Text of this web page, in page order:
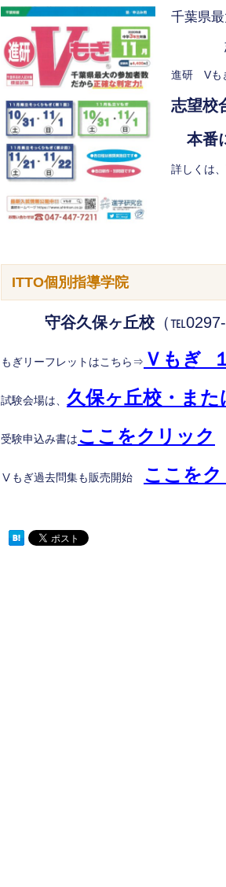
千葉県
志望
進研 Vも
志望校
本番
詳しくは
ITTO個別指導学院
守谷久保ヶ丘校 （
もぎリーフレットはこちら⇒ Ｖもぎ
試験会場は、 久保ヶ丘校・ま
受験申込み書はここをクリック
Ⅴもぎ過去問集も販売開始 ここをク